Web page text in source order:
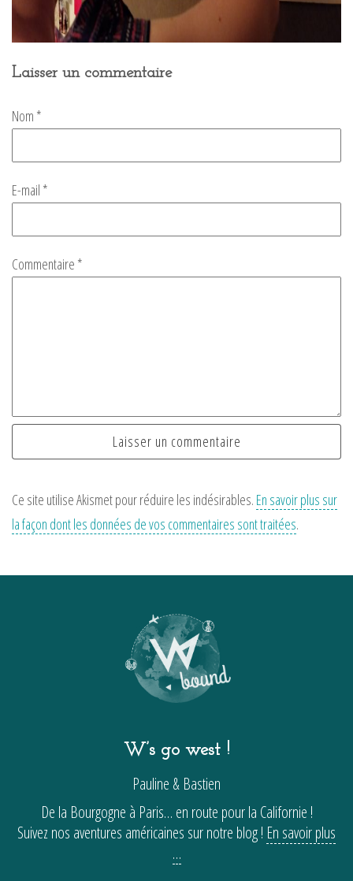
Laisser un commentaire
Commentaire *
Nom *
E-mail *
Ce site utilise Akismet pour réduire les indésirables. En savoir plus sur
la façon dont les données de vos commentaires sont traitées.
W’s go west !
Pauline & Bastien
De la Bourgogne à Paris… en route pour la Californie !
Suivez nos aventures américaines sur notre blog ! En savoir plus
…